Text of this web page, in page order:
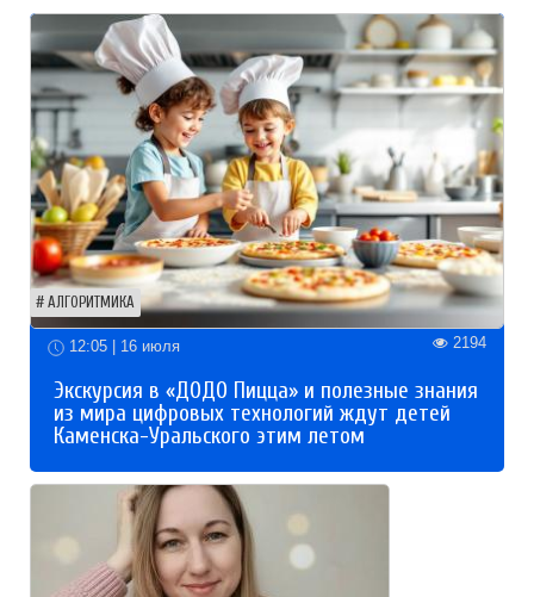
АЛГОРИТМИКА
12:05 | 16 июля 2194
Экскурсия в «ДОДО Пицца» и полезные знания
из мира цифровых технологий ждут детей
Каменска-Уральского этим летом